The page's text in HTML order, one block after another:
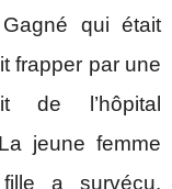
qui était
frapper par une
de l’hôpital
jeune femme
a survécu.